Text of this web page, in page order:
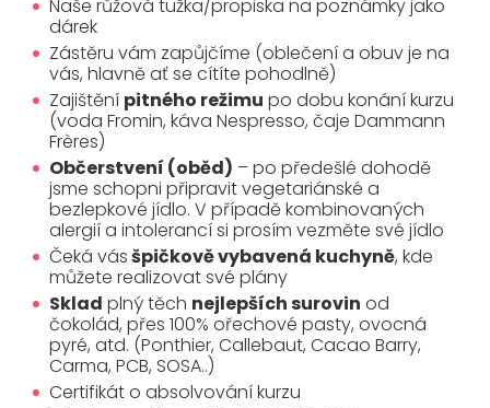
Naše růžová tužka/propiska na poznámky jako
dárek
Zástěru vám zapůjčíme (oblečení a obuv je na
vás, hlavně ať se cítíte pohodlně)
Zajištění pitného režimu po dobu konání kurzu
(voda Fromin, káva Nespresso, čaje Dammann
Frères)
Občerstvení (oběd) – po předešlé dohodě
jsme schopni připravit vegetariánské a
bezlepkové jídlo. V případě kombinovaných
alergií a intolerancí si prosím vezměte své jídlo
Čeká vásšpičkově vybavená kuchyně, kde
můžete realizovat své plány
Sklad plný těch nejlepších surovin od
čokolád, přes 100% ořechové pasty, ovocná
pyré, atd. (Ponthier, Callebaut, Cacao Barry,
Carma, PCB, SOSA..)
Certifikát o absolvování kurzu